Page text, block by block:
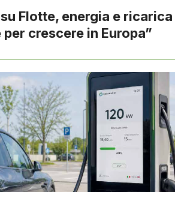
Flotte, energia e ricarica
crescere in Europa”